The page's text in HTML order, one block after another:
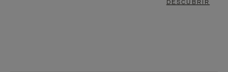
DESCUBRIR